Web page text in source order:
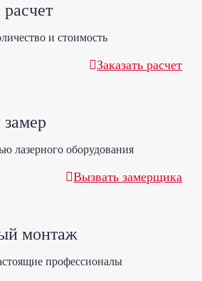
и стоимость
Заказать расчет
лазерного оборудования
Вызвать замерщика
монтаж
профессионалы